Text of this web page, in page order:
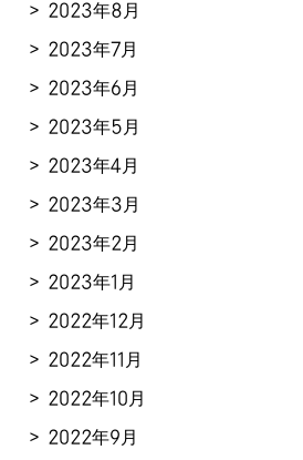
2023年8月
2023年7月
2023年6月
2023年5月
2023年4月
2023年3月
2023年2月
2023年1月
2022年12月
2022年11月
2022年10月
2022年9月